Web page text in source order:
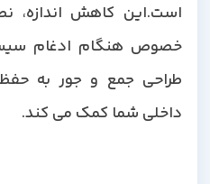
است.این کاهش اندازه، نصب
خصوص هنگام ادغام
طراحی جمع و جور به حفظ
داخلی شما کمک می کند.